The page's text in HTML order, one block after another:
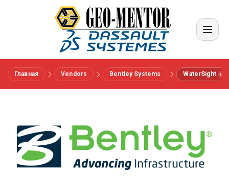
Меню
Референсы
Главная Vendors Bentley Systems WaterSight